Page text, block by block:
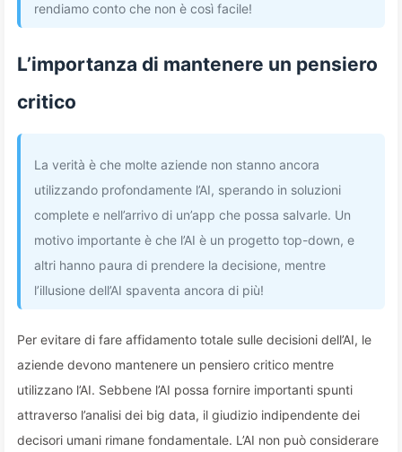
rendiamo conto che non è così facile!
L’importanza di mantenere un pensiero
critico
La verità è che molte aziende non stanno ancora
utilizzando profondamente l’AI, sperando in soluzioni
complete e nell’arrivo di un’app che possa salvarle. Un
motivo importante è che l’AI è un progetto top-down, e
altri hanno paura di prendere la decisione, mentre
l’illusione dell’AI spaventa ancora di più!
Per evitare di fare affidamento totale sulle decisioni dell’AI, le
aziende devono mantenere un pensiero critico mentre
utilizzano l’AI. Sebbene l’AI possa fornire importanti spunti
attraverso l’analisi dei big data, il giudizio indipendente dei
decisori umani rimane fondamentale. L’AI non può considerare